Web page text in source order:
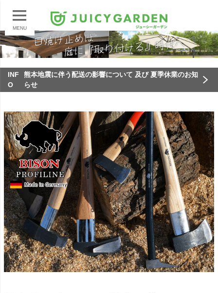
MENU
INF
O
熊本地震に伴う配送の影響について 及び 夏季休業のお知
らせ